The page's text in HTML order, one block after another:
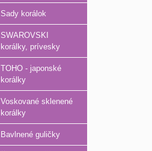
Sady korálok
SWAROVSKI
korálky, prívesky
TOHO - japonské
korálky
Voskované sklenené
korálky
Bavlnené guličky